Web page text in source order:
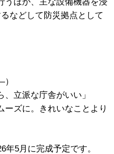
などして防災拠点として
、立派な庁舎がいい」
ーズに。きれいなことより
5月に完成予定です。